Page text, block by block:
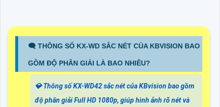
🗨️ THÔNG SỐ KX-WD SẮC NÉT CỦA KBVISION BAO
GỒM ĐỘ PHÂN GIẢI LÀ BAO NHIÊU?
💎 Thông số KX-WD42 sắc nét của KBvision bao gồm
độ phân giải Full HD 1080p, giúp hình ảnh rõ nét và